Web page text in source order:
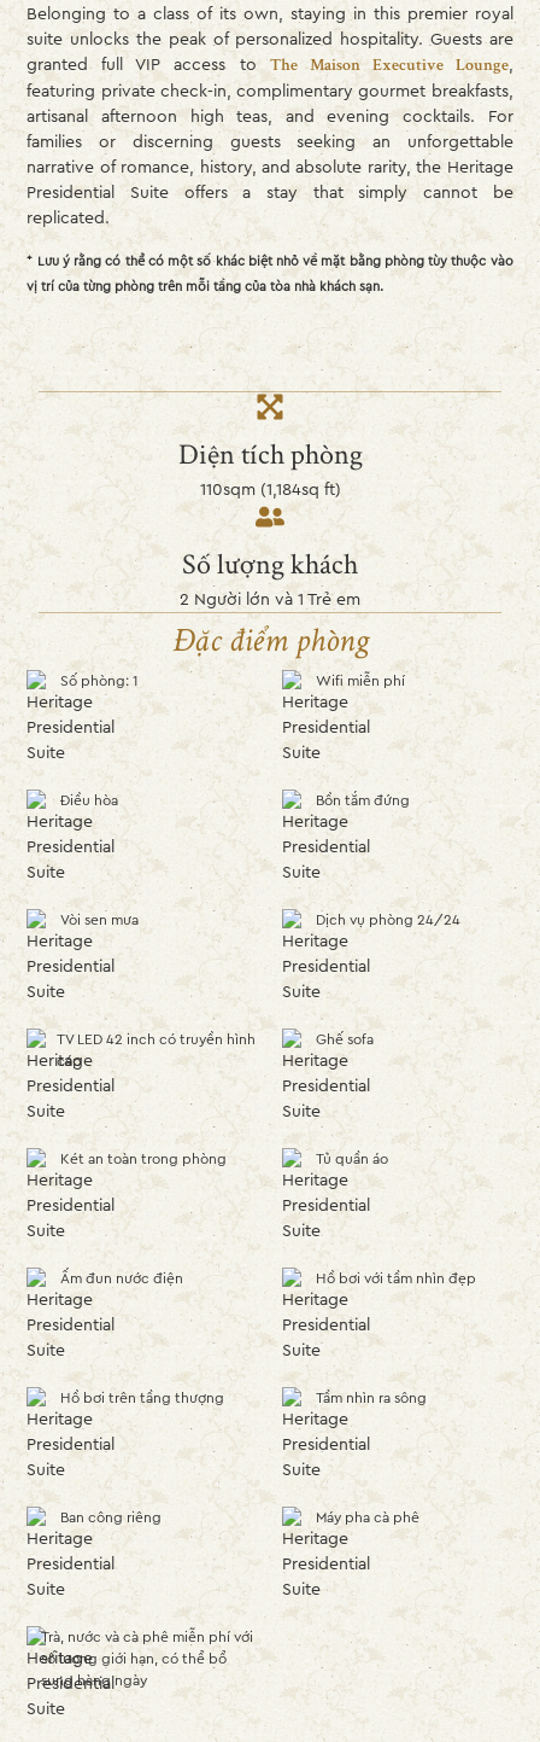
Belonging to a class of its own, staying in this premier royal
suite unlocks the peak of personalized hospitality. Guests are
granted full VIP access to The Maison Executive Lounge,
featuring private check-in, complimentary gourmet breakfasts,
artisanal afternoon high teas, and evening cocktails. For
families or discerning guests seeking an unforgettable
narrative of romance, history, and absolute rarity, the Heritage
Presidential Suite offers a stay that simply cannot be
replicated.
* Lưu ý rằng có thể có một số khác biệt nhỏ về mặt bằng phòng tùy thuộc vào
vị trí của từng phòng trên mỗi tầng của tòa nhà khách sạn.
Diện tích phòng
110sqm (1,184sq ft)
Số lượng khách
2 Người lớn và 1 Trẻ em
Đặc điểm phòng
Số phòng: 1 Wifi miễn phí
Điều hòa Bồn tắm đứng
Vòi sen mưa Dịch vụ phòng 24/24
TV LED 42 inch có truyền hình
cáp
Ghế sofa
Két an toàn trong phòng Tủ quần áo
Ấm đun nước điện Hồ bơi với tầm nhìn đẹp
Hồ bơi trên tầng thượng Tầm nhìn ra sông
Ban công riêng Máy pha cà phê
Trà, nước và cà phê miễn phí với
số lượng giới hạn, có thể bổ
sung hàng ngày